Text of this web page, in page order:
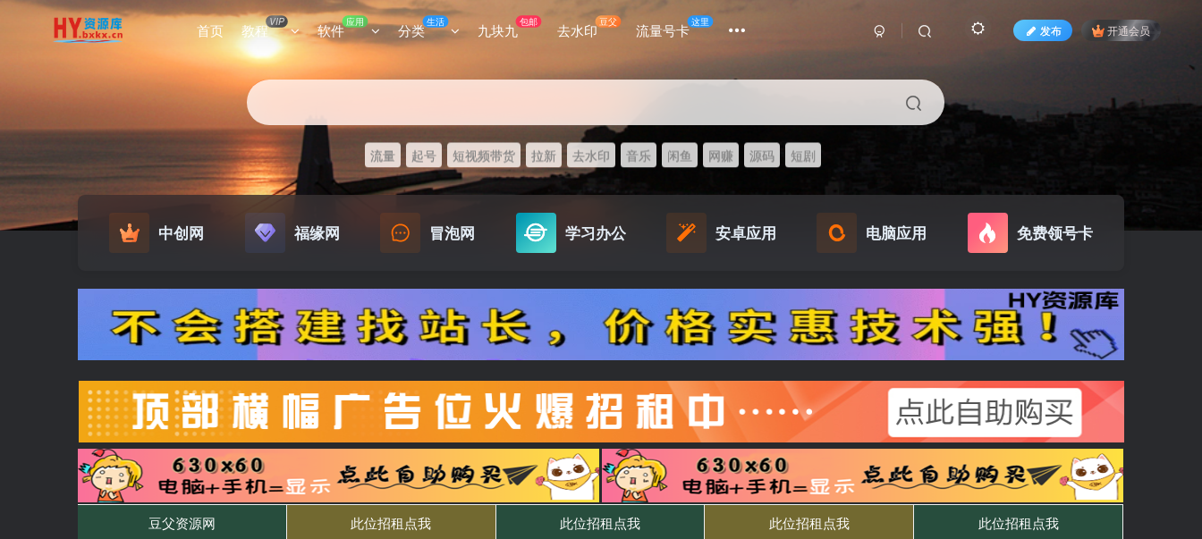
首页 教程VIP 软件 应用 分类生活 九块九包邮 去水印豆父 流量号卡这里
发布 开通会员
流量 起号 短视频带货 拉新 去水印 音乐 闲鱼 网赚 源码 短剧
中创网 福缘网 冒泡网 学习办公 安卓应用 电脑应用 免费领号卡